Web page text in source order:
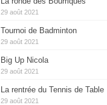
29 août 2021
Tournoi de Badminton
29 août 2021
Big Up Nicola
29 août 2021
La rentrée du Tennis de Table
29 août 2021